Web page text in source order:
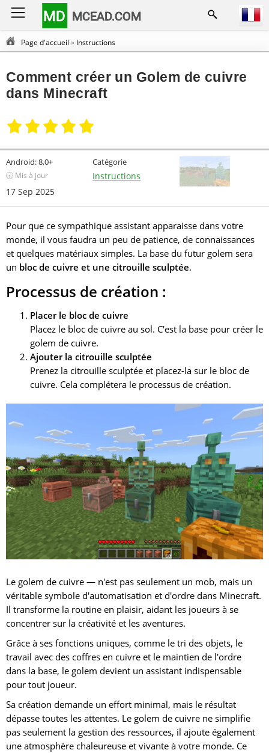
MD MCEAD.COM
Page d'accueil » Instructions
Comment créer un Golem de cuivre
dans Minecraft
Android:8,0+
🕣 Mis à jour
17 Sep 2025
Catégorie
Instructions
Pour que ce sympathique assistant apparaisse dans votre
monde, il vous faudra un peu de patience, de connaissances
et quelques matériaux simples. La base du futur golem sera
un bloc de cuivre et une citrouille sculptée.
Processus de création :
Placer le bloc de cuivre
Placez le bloc de cuivre au sol. C'est la base pour créer le
golem de cuivre.
Ajouter la citrouille sculptée
Prenez la citrouille sculptée et placez-la sur le bloc de
cuivre. Cela complétera le processus de création.
Le golem de cuivre — n'est pas seulement un mob, mais un
véritable symbole d'automatisation et d'ordre dans Minecraft.
Il transforme la routine en plaisir, aidant les joueurs à se
concentrer sur la créativité et les aventures.
Grâce à ses fonctions uniques, comme le tri des objets, le
travail avec des coffres en cuivre et le maintien de l'ordre
dans la base, le golem devient un assistant indispensable
pour tout joueur.
Sa création demande un effort minimal, mais le résultat
dépasse toutes les attentes. Le golem de cuivre ne simplifie
pas seulement la gestion des ressources, il ajoute également
une atmosphère chaleureuse et vivante à votre monde. Ce